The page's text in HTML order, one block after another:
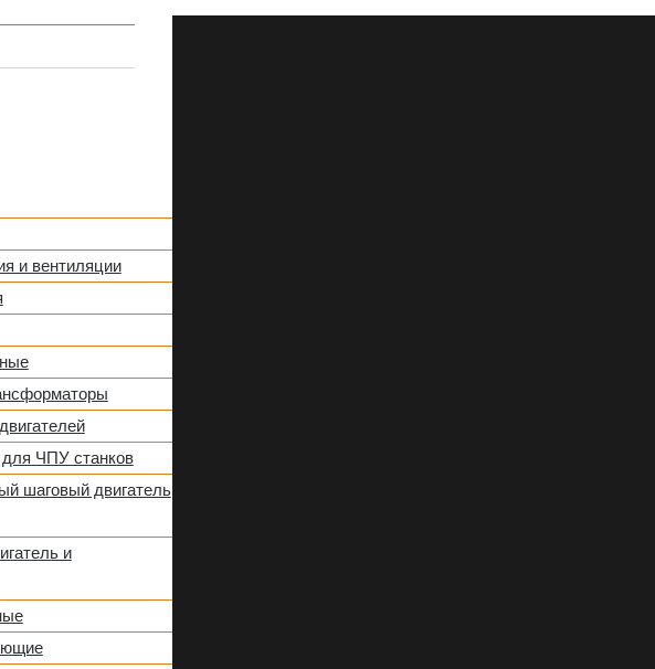
и вентиляции
ЧПУ станков
шаговый двигатель
и